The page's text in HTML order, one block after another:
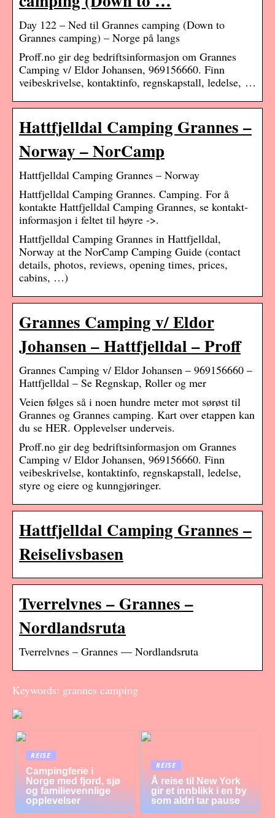
Day 122 – Ned til Grannes camping (Down to
Grannes camping) – Norge på langs
Proff.no gir deg bedriftsinformasjon om Grannes
Camping v/ Eldor Johansen, 969156660. Finn
veibeskrivelse, kontaktinfo, regnskapstall, ledelse, …
Hattfjelldal Camping Grannes –
Norway – NorCamp
Hattfjelldal Camping Grannes – Norway
Hattfjelldal Camping Grannes. Camping. For å
kontakte Hattfjelldal Camping Grannes, se kontakt-
informasjon i feltet til høyre ->.
Hattfjelldal Camping Grannes in Hattfjelldal,
Norway at the NorCamp Camping Guide (contact
details, photos, reviews, opening times, prices,
cabins, …)
Grannes Camping v/ Eldor
Johansen – Hattfjelldal – Proff
Grannes Camping v/ Eldor Johansen – 969156660 –
Hattfjelldal – Se Regnskap, Roller og mer
Veien følges så i noen hundre meter mot sørøst til
Grannes og Grannes camping. Kart over etappen kan
du se HER. Opplevelser underveis.
Proff.no gir deg bedriftsinformasjon om Grannes
Camping v/ Eldor Johansen, 969156660. Finn
veibeskrivelse, kontaktinfo, regnskapstall, ledelse,
styre og eiere og kunngjøringer.
Hattfjelldal Camping Grannes –
Reiselivsbasen
Tverrelvnes – Grannes –
Nordlandsruta
Tverrelvnes – Grannes — Nordlandsruta
Keywords: grannes camping
REISE
Campingferie i
Norge med fjord, sjø
og familievennlige
opplevelser
REISE
Å reise til New York
gir et innblikk i en by
som aldri tar pause